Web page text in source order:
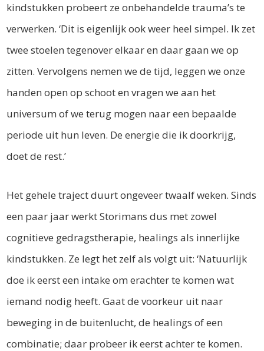
kindstukken probeert ze onbehandelde trauma’s te
verwerken. ‘Dit is eigenlijk ook weer heel simpel. Ik zet
twee stoelen tegenover elkaar en daar gaan we op
zitten. Vervolgens nemen we de tijd, leggen we onze
handen open op schoot en vragen we aan het
universum of we terug mogen naar een bepaalde
periode uit hun leven. De energie die ik doorkrijg,
doet de rest.’
Het gehele traject duurt ongeveer twaalf weken. Sinds
een paar jaar werkt Storimans dus met zowel
cognitieve gedragstherapie, healings als innerlijke
kindstukken. Ze legt het zelf als volgt uit: ‘Natuurlijk
doe ik eerst een intake om erachter te komen wat
iemand nodig heeft. Gaat de voorkeur uit naar
beweging in de buitenlucht, de healings of een
combinatie; daar probeer ik eerst achter te komen.